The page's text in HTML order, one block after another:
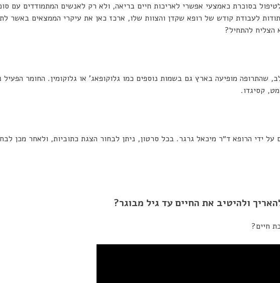
בסוכרת כאמצעי אפשרי לאריכות חיים בריאה, ולא רק לאנשים המתמודדים עם
לעבודת קודש של רופא שקדן והצוות שלו, ארכז כאן את עיקרי הממצאים באשר
הצליח להתחיל?
שהתרופה מופיעה בארץ גם בשמות נוספים כמו גלוקופאג’ או גלוקומין. החומר
קסיגדו.
על ידי הרופא ד״ר מיכאל גרגר. בכל סרטון, ניתן לבחור הצגת כתוביות, ולאחר מכן
ולהיטיב את החיים עד גיל מבוגר?
חיים?